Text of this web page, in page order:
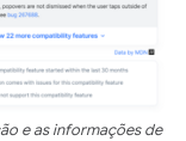
e as informações de